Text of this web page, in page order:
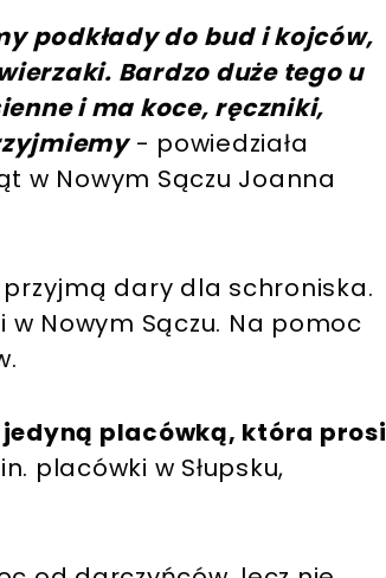
podkłady do bud i kojców,
Bardzo duże tego u
i ma koce, ręczniki,
- powiedziała
w Nowym Sączu Joanna
dary dla schroniska.
w Nowym Sączu. Na pomoc
placówką, która prosi
placówki w Słupsku,